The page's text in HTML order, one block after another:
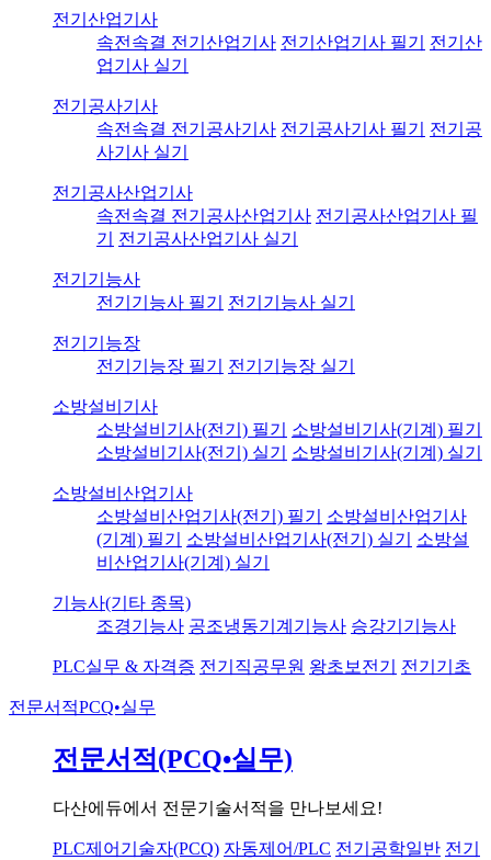
전기산업기사
속전속결 전기산업기사 전기산업기사 필기
전기산
업기사 실기
전기공사기사
속전속결 전기공사기사 전기공사기사 필기
전기공
사기사 실기
전기공사산업기사
속전속결 전기공사산업기사 전기공사산업기사 필
기
전기공사산업기사 실기
전기기능사
전기기능사 필기
전기기능사 실기
전기기능장
전기기능장 필기
전기기능장 실기
소방설비기사
소방설비기사(전기) 필기
소방설비기사(기계) 필기
소방설비기사(전기) 실기
소방설비기사(기계) 실기
소방설비산업기사
소방설비산업기사(전기) 필기
소방설비산업기사
(기계) 필기
소방설비산업기사(전기) 실기
소방설
비산업기사(기계) 실기
기능사(기타 종목)
조경기능사 공조냉동기계기능사 승강기기능사
PLC실무 & 자격증 전기직공무원 왕초보전기 전기기초
전문서적PCQ•실무
전문서적(PCQ•실무)
다산에듀에서 전문기술서적을 만나보세요!
PLC제어기술자(PCQ) 자동제어/PLC 전기공학일반 전기